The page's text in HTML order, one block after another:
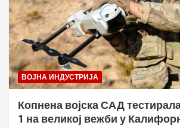
ВОЈНА ИНДУСТРИЈА
Копнена војска САД
1 на великој вежби у